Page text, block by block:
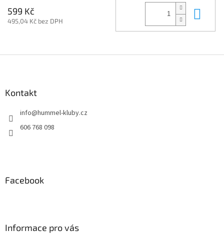
599 Kč
495,04 Kč bez DPH
Kontakt
info@hummel-kluby.cz
606 768 098
Facebook
Informace pro vás